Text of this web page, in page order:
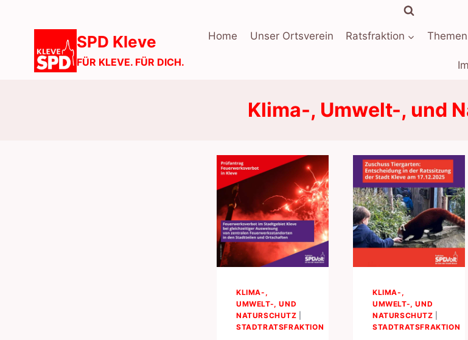
SPD Kleve
FÜR KLEVE. FÜR DICH.
Home Unser Ortsverein Ratsfraktion Themen
Klima-, Umwelt-, und
KLIMA-,
UMWELT-, UND
NATURSCHUTZ
STADTRATSFRAKTION
KLIMA-,
UMWELT-, UND
NATURSCHUTZ
STADTRATSFRAKTION